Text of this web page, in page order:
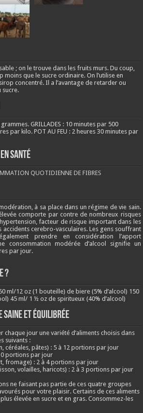
; on le trouve dans les fruits murs. Du coup,
moins que le sucre ordinaire. On l’utilise en
concentré. Il a l’avantage de retarder ou
sucre.
GRILLADES : 10 minutes par 500
par kilo. POT AU FEU : 2 heures 30 minutes par
santé
QUOTIDIENNE DE FIBRES
à sa place dans un régime de vie sain.
comporte par contre de nombreux risques
facteur de risque important dans les
accidents cerebro-vasculaires. Les gens souffrant
prendre en considération l’apport
consommation modérée d’alcool signifie un
par jour.
?
ml/12 oz (1 bouteille) de biere (5% d’alcool) 150
45 ml/ 1 ½ oz de spiritueux (40% d’alcool)
saine et équilibrée
chaque jour une variété d’aliments choisis dans
suivants :
céréales, pâtes) : 5 à 12 portions par jour
portions par jour
fromage) : 2 à 4 portions par jour
volailles, haricots) : 2 à 3 portions par jour
ne faisant pas partie de ces quatre groupes
pour votre plaisir. Certains de ces aliments
élevée en sucre et en gras. Consommez-les